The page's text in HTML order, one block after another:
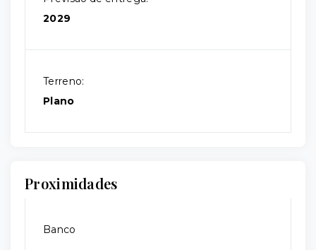
2029
Terreno:
Plano
Proximidades
Banco